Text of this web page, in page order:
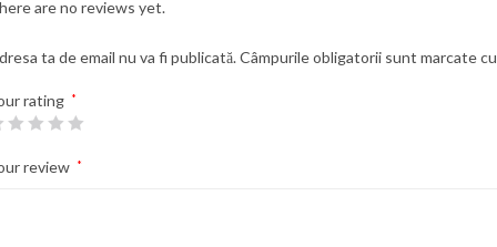
are no reviews yet.
ta de email nu va fi publicată.Câmpurile obligatorii sunt marcate cu
rating *
review *